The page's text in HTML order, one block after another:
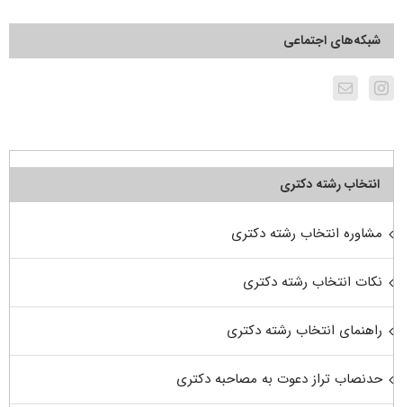
شبکه‌های اجتماعی
انتخاب رشته دکتری
مشاوره انتخاب رشته دکتری
نکات انتخاب رشته دکتری
راهنمای انتخاب رشته دکتری
حدنصاب تراز دعوت به مصاحبه دکتری